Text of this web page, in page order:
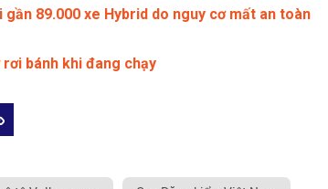
89.000 xe Hybrid do nguy cơ mất an toàn
bánh khi đang chạy